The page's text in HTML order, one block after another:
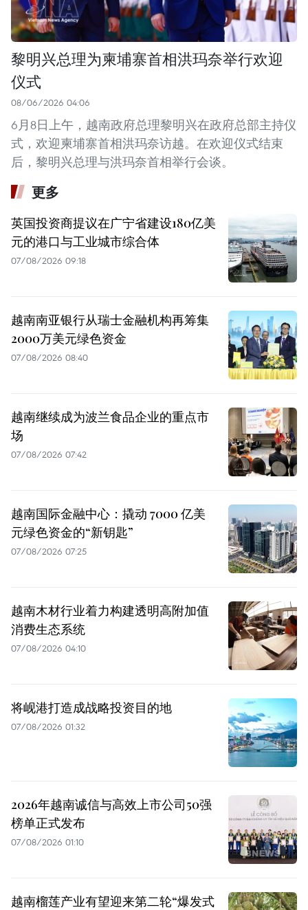
黎明兴总理为柬埔寨首相洪玛奈举行欢迎
仪式
08/06/2026 04:06
6月8日上午，越南政府总理黎明兴在政府总部主持仪
式，欢迎柬埔寨首相洪玛奈访越。在欢迎仪式结束
后，黎明兴总理与洪玛奈首相举行会谈。
更多
英国投资商提议在广宁省建设180亿美
元的港口与工业城市综合体
07/08/2026 09:18
越南南亚银行从瑞士金融机构再筹集
2000万美元绿色资金
07/08/2026 08:40
越南继续成为波兰食品企业的重点市
场
07/08/2026 07:42
越南国际金融中心：撬动 7000 亿美
元绿色资金的“新钥匙”
07/08/2026 07:25
越南木材行业着力构建透明高附加值
消费生态系统
07/08/2026 04:10
将岘港打造成战略投资目的地
07/08/2026 01:32
2026年越南诚信与高效上市公司50强
榜单正式发布
07/08/2026 01:10
越南榴莲产业有望迎来第二轮“爆发式